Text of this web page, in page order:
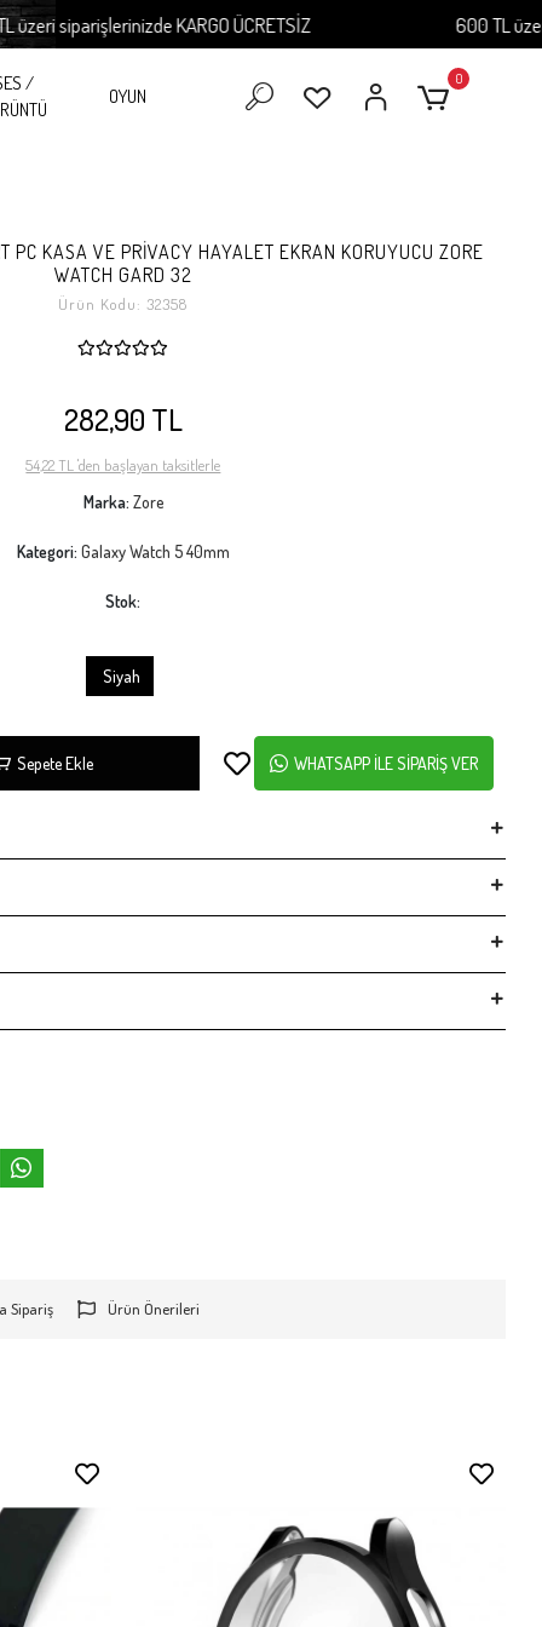
siparişlerinizde KARGO ÜCRETSİZ 600 TL üzeri
/
OYUN
0
PC KASA VE PRİVACY HAYALET EKRAN KORUYUCU ZORE
WATCH GARD 32
Ürün Kodu:32358
282,90 TL
54,22 TL 'den başlayan taksitlerle
Marka: Zore
Kategori: Galaxy Watch 5 40mm
Stok:
Siyah
Sepete Ekle WHATSAPP İLE SİPARİŞ VER
Sipariş Ürün Önerileri